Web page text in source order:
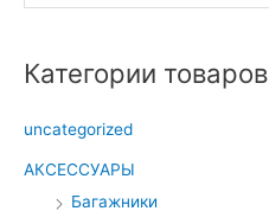
Категории товаров
uncategorized
АКСЕССУАРЫ
Багажники